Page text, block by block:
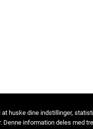
huske dine indstillinger,
Denne information deles med